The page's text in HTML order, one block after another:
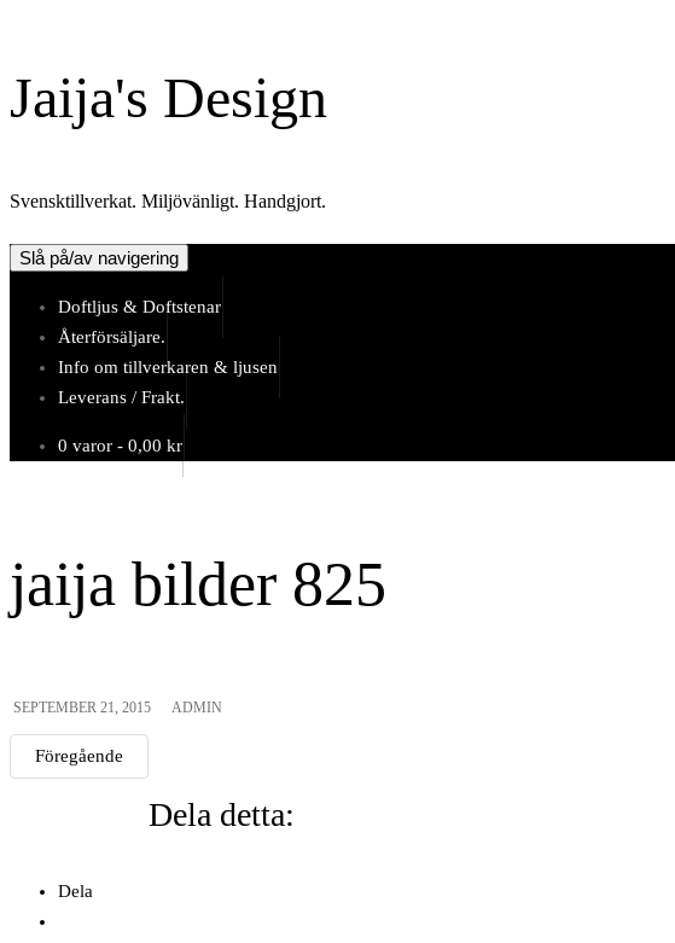
innehåll
Jaija's Design
Svensktillverkat. Miljövänligt. Handgjort.
Slå på/av navigering
Doftljus & Doftstenar
Återförsäljare.
Info om tillverkaren & ljusen
Leverans / Frakt.
0 varor - 0,00 kr
jaija bilder 825
SEPTEMBER 21, 2015 ADMIN
Föregående
Dela detta:
Dela